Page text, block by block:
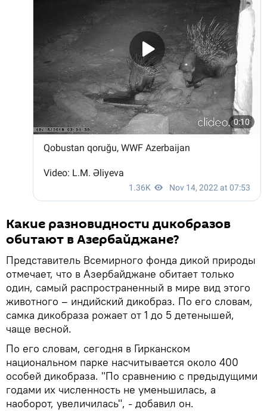
Какие разновидности дикобразов
обитают в Азербайджане?
Представитель Всемирного фонда дикой природы
отмечает, что в Азербайджане обитает только
один, самый распространенный в мире вид этого
животного – индийский дикобраз. По его словам,
самка дикобраза рожает от 1 до 5 детенышей,
чаще весной.
По его словам, сегодня в Гирканском
национальном парке насчитывается около 400
особей дикобраза. "По сравнению с предыдущими
годами их численность не уменьшилась, а
наоборот, увеличилась", - добавил он.